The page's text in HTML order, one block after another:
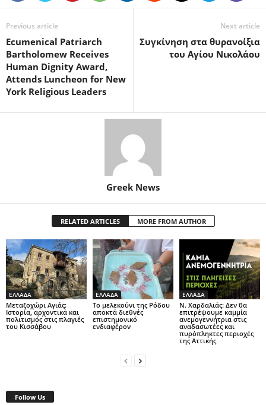
Previous article
Ecumenical Patriarch
Bartholomew Receives
Human Dignity Award,
Attends Luncheon for New
York Religious Leaders
Next article
Συγκίνηση στα θυρανοίξια
του Αγίου Νικολάου
Greek News
RELATED ARTICLES MORE FROM AUTHOR
ΕΛΛΑΔΑ
Μεταξοχώρι Αγιάς:
Ιστορία, αρχοντικά και
πολιτισμός στις πλαγιές
του Κισσάβου
ΕΛΛΑΔΑ
Το μελεκούνι της Ρόδου
αποκτά διεθνές
επιστημονικό
ενδιαφέρον
ΕΛΛΑΔΑ
Ν. Χαρδαλιάς: Δεν θα
επιτρέψουμε καμμία
ανεμογεννήτρια στις
αναδασωτέες και
πυρόπληκτες περιοχές
της Αττικής
Follow Us